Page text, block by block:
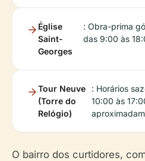
Église
Saint-
Georges
: Obra-prima
das 9:00 às
Tour Neuve
(Torre do
Relógio)
: Horários
10:00 às
O bairro dos curtidores,